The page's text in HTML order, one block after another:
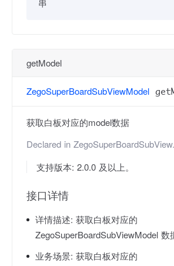
串
getModel
ZegoSuperBoardSubViewModel
获取白板对应的model数据
Declared in
支持版本: 2.0.0 及以上。
接口详情
详情描述: 获取白板对应的
ZegoSuperBoardSubViewModel 数
业务场景: 获取白板对应的